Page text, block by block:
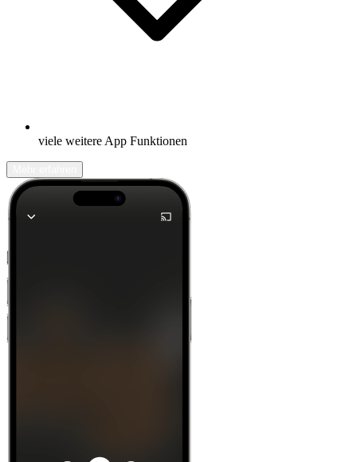
viele weitere App Funktionen